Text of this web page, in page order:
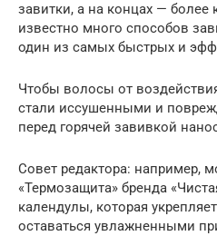
завитки, а на концах — более
известно много способов
один из самых быстрых и
Чтобы волосы от
стали иссушенными и
перед горячей завивкой
Совет редактора: например,
«Термозащита» бренда
календулы, которая
оставаться увлажненными